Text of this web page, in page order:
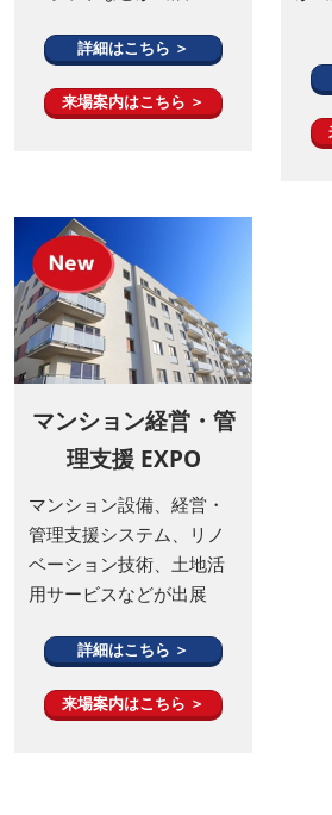
詳細はこちら ＞
来場案内はこちら ＞
マンション経営・管
理支援 EXPO
マンション設備、経営・
管理支援システム、リノ
ベーション技術、土地活
用サービスなどが出展
詳細はこちら ＞
来場案内はこちら ＞